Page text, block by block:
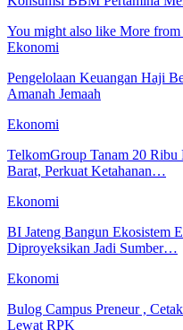
You might also like More from
Ekonomi
Pengelolaan Keuangan Haji
Amanah Jemaah
Ekonomi
TelkomGroup Tanam 20 Ribu
Barat, Perkuat Ketahanan…
Ekonomi
BI Jateng Bangun Ekosistem
Diproyeksikan Jadi Sumber…
Ekonomi
Bulog Campus Preneur ,
Lewat RPK